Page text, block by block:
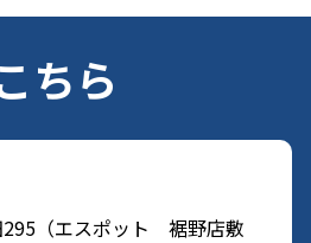
ちら
295（エスポット 裾野店敷